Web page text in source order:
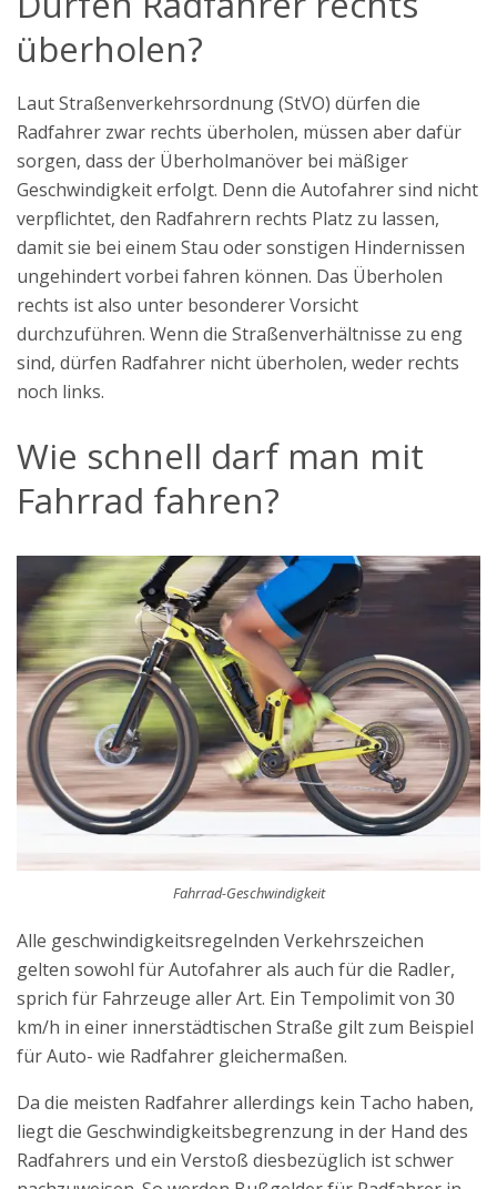
überholen?
Laut Straßenverkehrsordnung (StVO) dürfen die
Radfahrer zwar rechts überholen, müssen aber dafür
sorgen, dass der Überholmanöver bei mäßiger
Geschwindigkeit erfolgt. Denn die Autofahrer sind nicht
verpflichtet, den Radfahrern rechts Platz zu lassen,
damit sie bei einem Stau oder sonstigen Hindernissen
ungehindert vorbei fahren können. Das Überholen
rechts ist also unter besonderer Vorsicht
durchzuführen. Wenn die Straßenverhältnisse zu eng
sind, dürfen Radfahrer nicht überholen, weder rechts
noch links.
Wie schnell darf man mit
Fahrrad fahren?
Fahrrad-Geschwindigkeit
Alle geschwindigkeitsregelnden Verkehrszeichen
gelten sowohl für Autofahrer als auch für die Radler,
sprich für Fahrzeuge aller Art. Ein Tempolimit von 30
km/h in einer innerstädtischen Straße gilt zum Beispiel
für Auto- wie Radfahrer gleichermaßen.
Da die meisten Radfahrer allerdings kein Tacho haben,
liegt die Geschwindigkeitsbegrenzung in der Hand des
Radfahrers und ein Verstoß diesbezüglich ist schwer